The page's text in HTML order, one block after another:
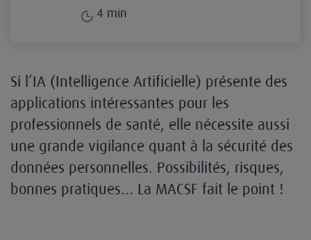
4 min
Si l’IA (Intelligence Artificielle) présente des
applications intéressantes pour les
professionnels de santé, elle nécessite aussi
une grande vigilance quant à la sécurité des
données personnelles. Possibilités, risques,
bonnes pratiques… La MACSF fait le point !